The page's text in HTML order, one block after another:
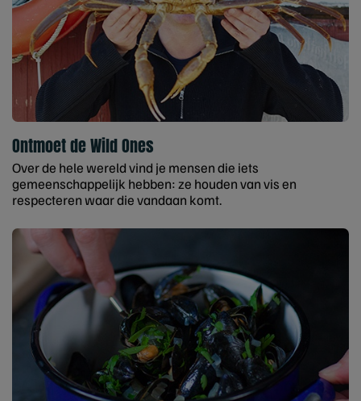
Ontmoet de Wild Ones
Over de hele wereld vind je mensen die iets
gemeenschappelijk hebben: ze houden van vis en
respecteren waar die vandaan komt.